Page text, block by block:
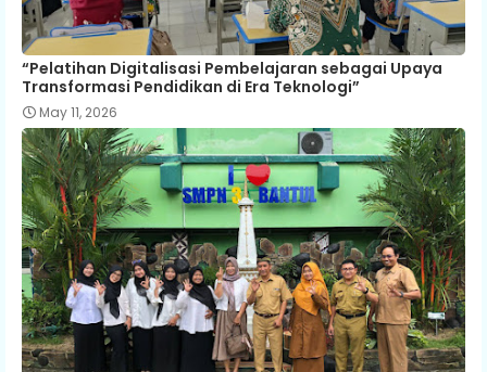
“Pelatihan Digitalisasi Pembelajaran sebagai Upaya
Transformasi Pendidikan di Era Teknologi”
May 11, 2026